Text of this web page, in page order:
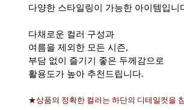
다양한 스타일링이 가능한 아이템입니
다채로운 컬러 구성과
여름을 제외한 모든 시즌,
부담 없이 즐기기 좋은 두께감으로
활용도가 높아 추천드립니다.
★상품의 정확한 컬러는 하단의 디테일컷을